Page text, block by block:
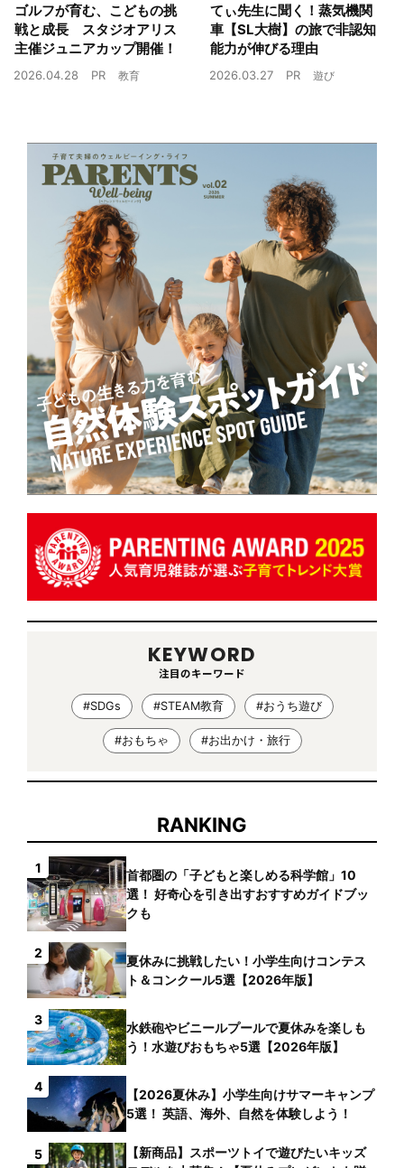
ゴルフが育む、こどもの挑
戦と成長 スタジオアリス
主催ジュニアカップ開催！
2026.04.28 PR 教育
てぃ先生に聞く！蒸気機関
車【SL大樹】の旅で非認知
能力が伸びる理由
2026.03.27 PR 遊び
KEYWORD
注目のキーワード
#SDGs #STEAM教育 #おうち遊び
#おもちゃ #お出かけ・旅行
RANKING
1
首都圏の「子どもと楽しめる科学館」10
選！ 好奇心を引き出すおすすめガイドブッ
クも
2
夏休みに挑戦したい！小学生向けコンテス
ト＆コンクール5選【2026年版】
3
水鉄砲やビニールプールで夏休みを楽しも
う！水遊びおもちゃ5選【2026年版】
4
【2026夏休み】小学生向けサマーキャンプ
5選！ 英語、海外、自然を体験しよう！
5
【新商品】スポーツトイで遊びたいキッズ